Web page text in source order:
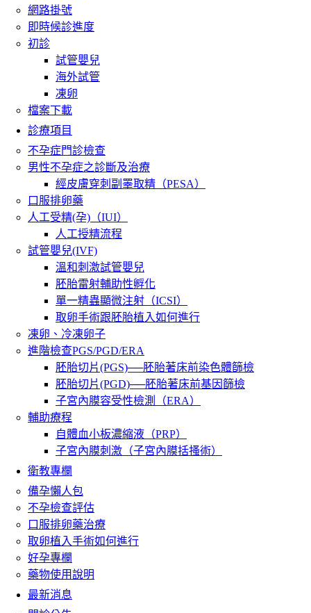
網路掛號
即時候診進度
初診
試管嬰兒
海外試管
凍卵
檔案下載
診療項目
不孕症門診檢查
男性不孕症之診斷及治療
經皮膚穿刺副睪取精（PESA）
口服排卵藥
人工受精(孕)（IUI）
人工授精流程
試管嬰兒(IVF)
溫和刺激試管嬰兒
胚胎雷射輔助性孵化
單一精蟲顯微注射（ICSI）
取卵手術跟胚胎植入如何進行
凍卵、冷凍卵子
進階檢查PGS/PGD/ERA
胚胎切片(PGS)──胚胎著床前染色體篩檢
胚胎切片(PGD)──胚胎著床前基因篩檢
子宮內膜容受性檢測（ERA）
輔助療程
自體血小板濃縮液（PRP）
子宮內膜刺激（子宮內膜括搔術）
衛教專欄
備孕懶人包
不孕檢查評估
口服排卵藥治療
取卵植入手術如何進行
好孕專欄
藥物使用說明
最新消息